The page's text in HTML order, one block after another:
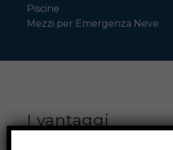
Piscine
Mezzi per Emergenza Neve
I vantaggi